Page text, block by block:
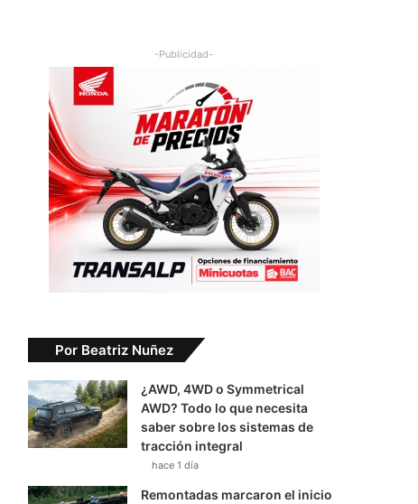
-Publicidad-
Por Beatriz Nuñez
¿AWD, 4WD o Symmetrical
AWD? Todo lo que necesita
saber sobre los sistemas de
tracción integral
hace 1 día
Remontadas marcaron el inicio